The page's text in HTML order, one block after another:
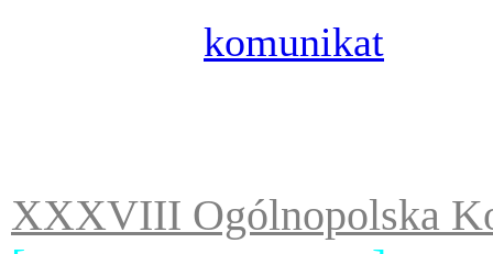
komunikat
XXXVIII Ogólnopolska